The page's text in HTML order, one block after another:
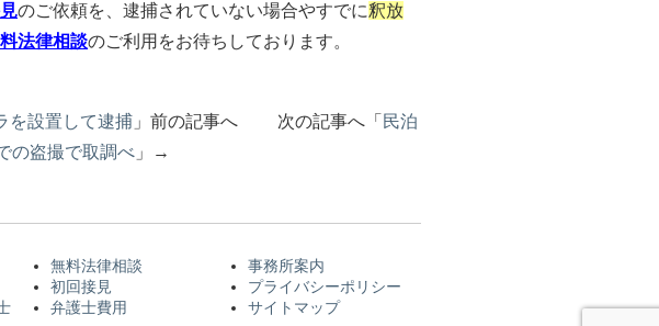
のご依頼を、逮捕されていない場合やすでに釈放
法律相談のご利用をお待ちしております。
を設置して逮捕 」前の記事へ 次の記事へ「 民泊
の盗撮で取調べ 」→
無料法律相談
初回接見
弁護士費用
事務所案内
プライバシーポリシー
サイトマップ